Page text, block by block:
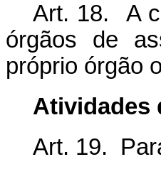
Art. 18. A
órgãos de
próprio órgão
Atividades
Art. 19.